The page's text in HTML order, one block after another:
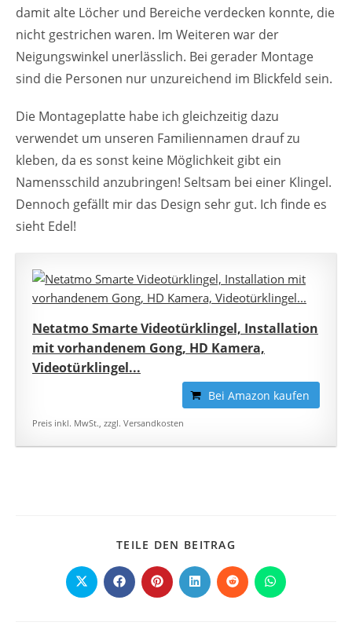
damit alte Löcher und Bereiche verdecken konnte, die
nicht gestrichen waren. Im Weiteren war der
Neigungswinkel unerlässlich. Bei gerader Montage
sind die Personen nur unzureichend im Blickfeld sein.
Die Montageplatte habe ich gleichzeitig dazu
verwendet um unseren Familiennamen drauf zu
kleben, da es sonst keine Möglichkeit gibt ein
Namensschild anzubringen! Seltsam bei einer Klingel.
Dennoch gefällt mir das Design sehr gut. Ich finde es
sieht Edel!
Netatmo Smarte Videotürklingel, Installation
mit vorhandenem Gong, HD Kamera,
Videotürklingel...
Bei Amazon kaufen
Preis inkl. MwSt., zzgl. Versandkosten
TEILE DEN BEITRAG
TEILEN
Öffnet
in
Öffnet
in
Öffnet
in
Öffnet
in
Öffnet
in
Öffnet
in